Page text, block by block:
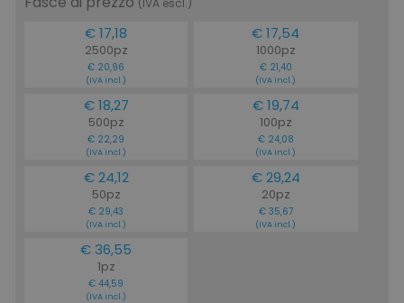
€ 17,18
2500pz
€ 20,96
(IVA incl.)
€ 17,54
1000pz
€ 21,40
(IVA incl.)
€ 18,27
500pz
€ 22,29
(IVA incl.)
€ 19,74
100pz
€ 24,08
(IVA incl.)
€ 24,12
50pz
€ 29,43
(IVA incl.)
€ 29,24
20pz
€ 35,67
(IVA incl.)
€ 36,55
1pz
€ 44,59
(IVA incl.)